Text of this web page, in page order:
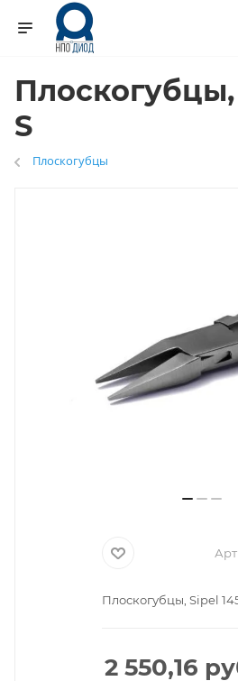
Плоскогубцы,
S
Плоскогубцы
Плоскогубцы, Sipel
2 550,16